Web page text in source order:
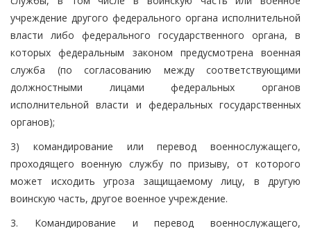
учреждение другого федерального органа исполнительной
власти либо федерального государственного органа, в
которых федеральным законом предусмотрена военная
служба (по согласованию между соответствующими
должностными лицами федеральных органов
исполнительной власти и федеральных государственных
органов);
3) командирование или перевод военнослужащего,
проходящего военную службу по призыву, от которого
может исходить угроза защищаемому лицу, в другую
воинскую часть, другое военное учреждение.
3. Командирование и перевод военнослужащего,